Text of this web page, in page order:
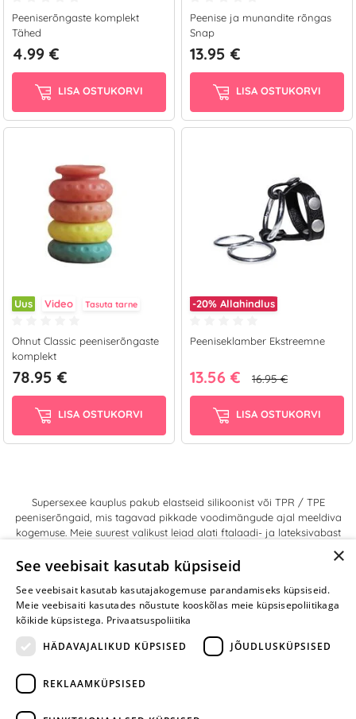
Peeniserõngaste komplekt
Tähed
4.99 €
LISA OSTUKORVI
Peenise ja munandite rõngas
Snap
13.95 €
LISA OSTUKORVI
Uus Video Tasuta tarne
Ohnut Classic peeniserõngaste
komplekt
78.95 €
LISA OSTUKORVI
-20% Allahindlus
Peeniseklamber Ekstreemne
13.56 € 16.95 €
LISA OSTUKORVI
Supersex.ee kauplus pakub elastseid silikoonist või TPR / TPE
peeniserõngaid, mis tagavad pikkade voodimängude ajal meeldiva
kogemuse. Meie suurest valikust leiad alati ftalaadi- ja lateksivabast
uute kogemuste saamiseks pimedas helendava ja veekindla
mänguasja. Klientide rahulolu ja privaatsus on meie jaoks alati
esmatähtis, nii et Supersex.ee veebipoest ostes võid alati oodata
diskreetset kohaletoimetamist ja tasumist.
×
See veebisait kasutab küpsiseid
See veebisait kasutab kasutajakogemuse parandamiseks küpsiseid.
Meie veebisaiti kasutades nõustute kooskõlas meie küpsisepoliitikaga
kõikide küpsistega. Privaatsuspoliitika
HÄDAVAJALIKUD KÜPSISED
JÕUDLUSKÜPSISED
REKLAAMKÜPSISED